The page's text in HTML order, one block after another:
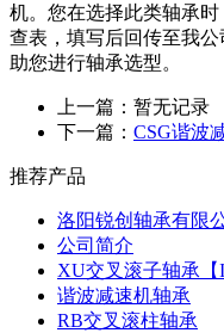
机。您在选择此类轴承
查表，填写后回传至我
助您进行轴承选型。
上一篇：暂无记录
下一篇： CSG谐波
推荐产品
洛阳锐创轴承有限
公司简介
XU交叉滚子轴承
谐波减速机轴承
RB交叉滚柱轴承